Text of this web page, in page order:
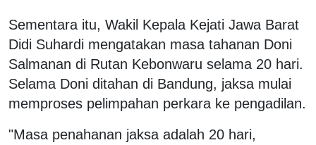
Sementara itu, Wakil Kepala Kejati Jawa Barat
Didi Suhardi mengatakan masa tahanan Doni
Salmanan di Rutan Kebonwaru selama 20 hari.
Selama Doni ditahan di Bandung, jaksa mulai
memproses pelimpahan perkara ke pengadilan.
"Masa penahanan jaksa adalah 20 hari,